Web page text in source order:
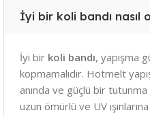
İyi bir koli bandı nasıl
İyi bir koli bandı, yapışma
kopmamalıdır. Hotmelt
anında ve güçlü bir
uzun ömürlü ve UV ışınlarına